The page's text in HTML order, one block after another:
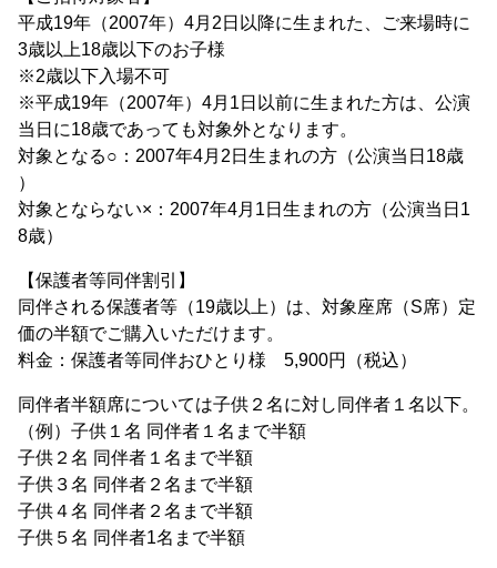
平成19年（2007年）4月2日以降に生まれた、ご来場時に
3歳以上18歳以下のお子様
※2歳以下入場不可
※平成19年（2007年）4月1日以前に生まれた方は、公演
当日に18歳であっても対象外となります。
対象となる○：2007年4月2日生まれの方（公演当日18歳
）
対象とならない×：2007年4月1日生まれの方（公演当日1
8歳）
【保護者等同伴割引】
同伴される保護者等（19歳以上）は、対象座席（S席）定
価の半額でご購入いただけます。
料金：保護者等同伴おひとり様 5,900円（税込）
同伴者半額席については子供２名に対し同伴者１名以下。
（例）子供１名 同伴者１名まで半額
子供２名 同伴者１名まで半額
子供３名 同伴者２名まで半額
子供４名 同伴者２名まで半額
子供５名 同伴者1名まで半額